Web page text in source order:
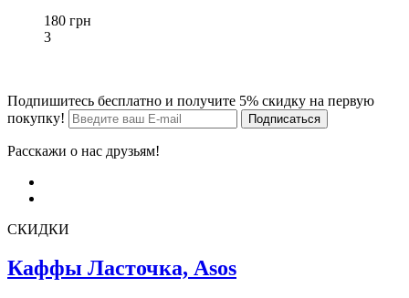
180 грн
3
Подпишитесь бесплатно и получите 5% скидку на первую
покупку!
Расскажи о нас друзьям!
СКИДКИ
Каффы Ласточка, Asos